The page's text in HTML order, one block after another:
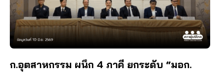
ก.อุตสาหกรรม ผนึก 4 ภาคี ยกระดับ “มอก.